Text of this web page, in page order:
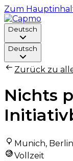
Zum
Deutsch
Deutsch
Zurück zu
Nichts
Munich,
Vollzeit